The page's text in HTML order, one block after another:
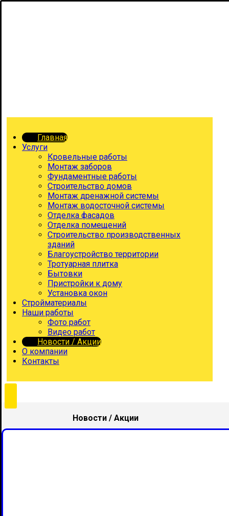
Главная
Услуги
Кровельные работы
Монтаж заборов
Фундаментные работы
Строительство домов
Монтаж дренажной системы
Монтаж водосточной системы
Отделка фасадов
Отделка помещений
Строительство производственных
зданий
Благоустройство территории
Тротуарная плитка
Бытовки
Пристройки к дому
Установка окон
Стройматериалы
Наши работы
Фото работ
Видео работ
Новости / Акции
О компании
Контакты
Новости / Акции